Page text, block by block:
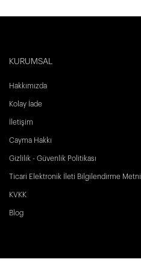
KURUMSAL
Hakkımızda
Kolay İade
İletişim
Cayma Hakkı
Gizlilik - Güvenlik Politikası
Ticari Elektronik İleti Bilgilendirme Metni
KVKK
Blog